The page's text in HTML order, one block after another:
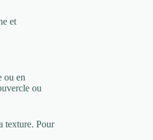
et
ou en
ou
texture. Pour